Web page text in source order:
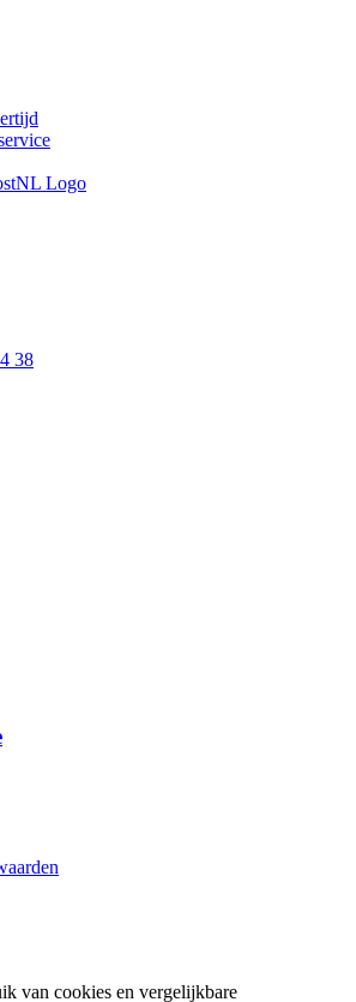
38
van cookies en vergelijkbare